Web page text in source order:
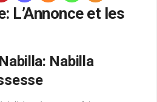
L’Annonce et les
Nabilla